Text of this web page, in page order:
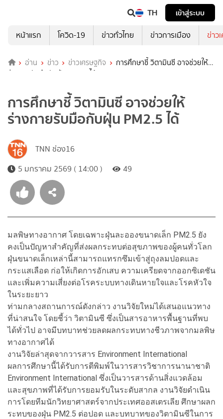
TH
เข้าสู่ระบบ
หน้าแรก
โควิด-19 ข่าวทั่วไทย ข่าวการเมือง ข่าว
อ่าน ข่าว ข่าวเศรษฐกิจ
การศึกษาชี้ วิตามินซี อาจช่วยให้
ร่างกายรับมือกับฝุ่น PM2.5 ได้
การศึกษาชี้ วิตามินซี อาจช่วยให้
ร่างกายรับมือกับฝุ่น PM2.5 ได้
TNN ช่อง16
5 มกราคม 2569 ( 14:00 )
49
มลพิษทางอากาศ โดยเฉพาะฝุ่นละอองขนาดเล็ก PM2.5 ยัง
คงเป็นปัญหาสำคัญที่ส่งผลกระทบต่อสุขภาพของผู้คนทั่วโลก
ฝุ่นขนาดเล็กเหล่านี้สามารถแทรกซึมเข้าสู่ถุงลมปอดและ
กระแสเลือด ก่อให้เกิดการอักเสบ ความเครียดจากออกซิเดชัน
และเพิ่มความเสี่ยงต่อโรคระบบทางเดินหายใจและโรคหัวใจ
ในระยะยาว
ท่ามกลางสถานการณ์ดังกล่าว งานวิจัยใหม่ได้เสนอแนวทาง
ที่น่าสนใจ โดยชี้ว่า วิตามินซี ซึ่งเป็นสารอาหารพื้นฐานที่พบ
ได้ทั่วไป อาจมีบทบาทช่วยลดผลกระทบทางชีวภาพจากมลพิษ
ทางอากาศได้
งานวิจัยล่าสุดจากวารสาร Environment International
ผลการศึกษานี้ได้รับการตีพิมพ์ในวารสารวิชาการนานาชาติ
Environment International ซึ่งเป็นวารสารด้านสิ่งแวดล้อม
และสุขภาพที่ได้รับการยอมรับในระดับสากล งานวิจัยดำเนิน
การโดยทีมนักวิทยาศาสตร์จากประเทศออสเตรเลีย ศึกษาผลก
ระทบของฝุ่น PM2.5 ต่อปอด และบทบาทของวิตามินซีในการ